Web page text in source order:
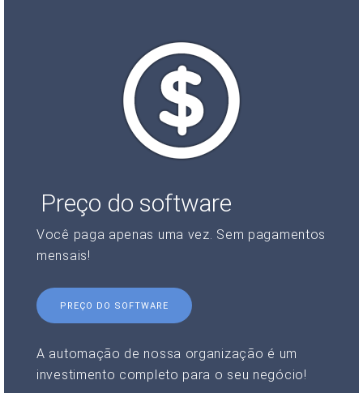
Preço do software
Você paga apenas uma vez. Sem pagamentos
mensais!
PREÇO DO SOFTWARE
A automação de nossa organização é um
investimento completo para o seu negócio!